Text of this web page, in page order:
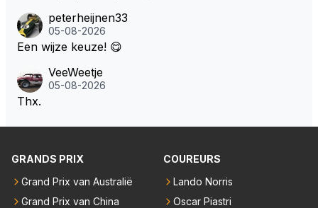
peterheijnen33
05-08-2026
Een wijze keuze! 😋
VeeWeetje
05-08-2026
Thx.
GRANDS PRIX
Grand Prix van Australië
Grand Prix van China
COUREURS
Lando Norris
Oscar Piastri